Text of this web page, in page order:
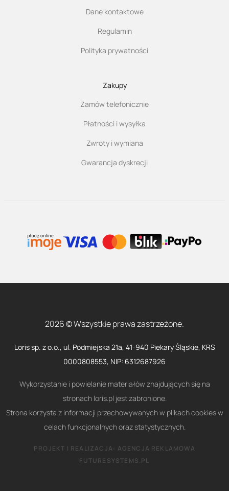
Dane kontaktowe
Regulamin
Polityka prywatności
Zakupy
Zamów telefonicznie
Płatności i wysyłka
Zwroty i wymiana
Gwarancja dyskrecji
2026 © Wszystkie prawa zastrzeżone.
Loris sp. z o.o., ul. Podmiejska 21a, 41-940 Piekary Śląskie, KRS
0000808553, NIP: 6312687926
Wykorzystanie i powielanie materiałów znajdujących się na
stronach loris.pl jest zabronione.
Strona korzysta z informacji przechowywanych w plikach cookies w
celach funkcjonalnych oraz statystycznych.
PROJEKT I REALIZACJA: AGENCJA REKLAMOWA
FUTURESYSTEMS.PL